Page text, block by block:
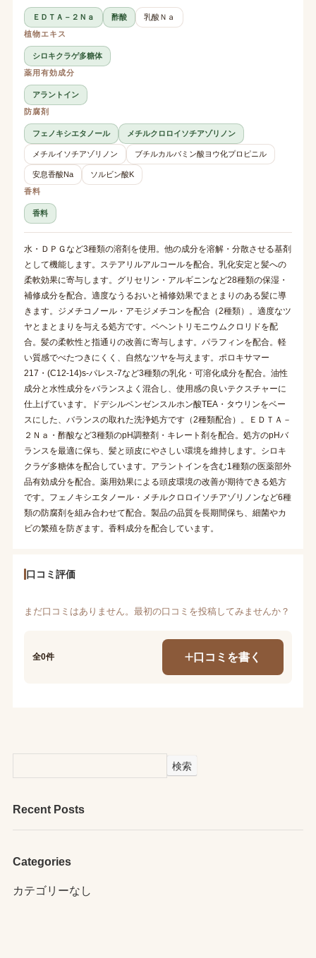
ＥＤＴＡ－２Ｎａ 酢酸
乳酸Ｎａ
植物エキス
シロキクラゲ多糖体
薬用有効成分
アラントイン
防腐剤
フェノキシエタノール メチルクロロイソチアゾリノン
メチルイソチアゾリノン ブチルカルバミン酸ヨウ化プロピニル
安息香酸Na
ソルビン酸K
香料
香料
水・ＤＰＧなど3種類の溶剤を使用。他の成分を溶解・分散させる基剤
として機能します。ステアリルアルコールを配合。乳化安定と髪への
柔軟効果に寄与します。グリセリン・アルギニンなど28種類の保湿・
補修成分を配合。適度なうるおいと補修効果でまとまりのある髪に導
きます。ジメチコノール・アモジメチコンを配合（2種類）。適度なツ
ヤとまとまりを与える処方です。ベヘントリモニウムクロリドを配
合。髪の柔軟性と指通りの改善に寄与します。パラフィンを配合。軽
い質感でべたつきにくく、自然なツヤを与えます。ポロキサマー
217・(C12-14)s-パレス-7など3種類の乳化・可溶化成分を配合。油性
成分と水性成分をバランスよく混合し、使用感の良いテクスチャーに
仕上げています。ドデシルベンゼンスルホン酸TEA・タウリンをベー
スにした、バランスの取れた洗浄処方です（2種類配合）。ＥＤＴＡ－
２Ｎａ・酢酸など3種類のpH調整剤・キレート剤を配合。処方のpHバ
ランスを最適に保ち、髪と頭皮にやさしい環境を維持します。シロキ
クラゲ多糖体を配合しています。アラントインを含む1種類の医薬部外
品有効成分を配合。薬用効果による頭皮環境の改善が期待できる処方
です。フェノキシエタノール・メチルクロロイソチアゾリノンなど6種
類の防腐剤を組み合わせて配合。製品の品質を長期間保ち、細菌やカ
ビの繁殖を防ぎます。香料成分を配合しています。
口コミ評価
まだ口コミはありません。最初の口コミを投稿してみませんか？
全0件 口コミを書く
検索
Recent Posts
Categories
カテゴリーなし